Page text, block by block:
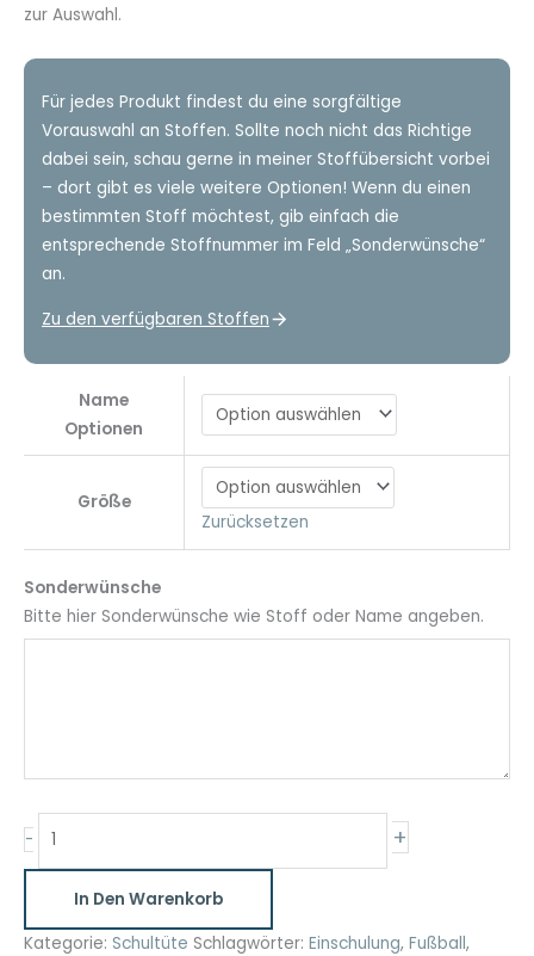
zur Auswahl.
Für jedes Produkt findest du eine sorgfältige
Vorauswahl an Stoffen. Sollte noch nicht das Richtige
dabei sein, schau gerne in meiner Stoffübersicht vorbei
– dort gibt es viele weitere Optionen! Wenn du einen
bestimmten Stoff möchtest, gib einfach die
entsprechende Stoffnummer im Feld „Sonderwünsche“
an.
Zu den verfügbaren Stoffen
Name
Optionen
Größe
Zurücksetzen
Sonderwünsche
Bitte hier Sonderwünsche wie Stoff oder Name angeben.
-
Namen
35cm
+
In Den Warenkorb
Kategorie: Schultüte Schlagwörter: Einschulung, Fußball,